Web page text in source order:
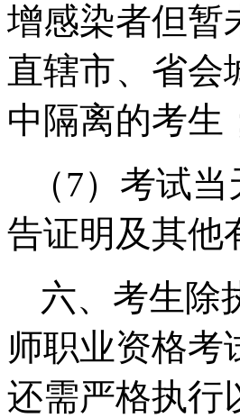
增感染者但暂
直辖市、省会
中隔离的考生
（7）考试
告证明及其他
六、考生除
师职业资格考
还需严格执行